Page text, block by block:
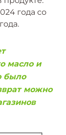
года со
масло и
было
можно